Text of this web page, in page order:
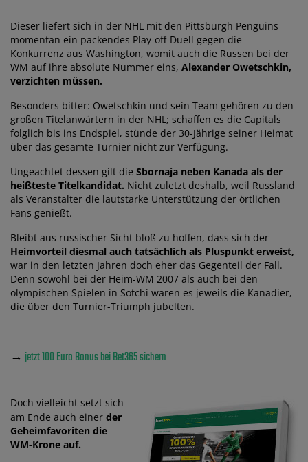
Dieser liefert sich in der NHL mit den Pittsburgh Penguins
momentan ein packendes Play-off-Duell gegen die
Konkurrenz aus Washington, womit auch die Russen bei der
WM auf ihre absolute Nummer eins, Alexander Owetschkin,
verzichten müssen.
Besonders bitter: Owetschkin und sein Team gehören zu den
großen Titelanwärtern in der NHL; schaffen es die Capitals
folglich bis ins Endspiel, stünde der 30-Jährige seiner Heimat
über das gesamte Turnier nicht zur Verfügung.
Ungeachtet dessen gilt die Sbornaja neben Kanada als der
heißteste Titelkandidat. Nicht zuletzt deshalb, weil Russland
als Veranstalter die lautstarke Unterstützung der örtlichen
Fans genießt.
Bleibt aus russischer Sicht bloß zu hoffen, dass sich der
Heimvorteil diesmal auch tatsächlich als Pluspunkt erweist,
war in den letzten Jahren doch eher das Gegenteil der Fall.
Denn sowohl bei der Heim-WM 2007 als auch bei den
olympischen Spielen in Sotchi waren es jeweils die Kanadier,
die über den Turnier-Triumph jubelten.
→ jetzt 100 Euro Bonus bei Bet365 sichern
Doch vielleicht setzt sich
am Ende auch einer der
Geheimfavoriten die
WM-Krone auf.